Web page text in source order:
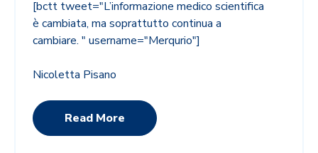
[bctt tweet="L’informazione medico scientifica
è cambiata, ma soprattutto continua a
cambiare. " username="Merqurio"]
Nicoletta Pisano
Read More